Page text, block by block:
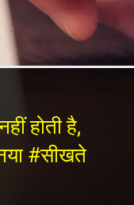
होती है,
#सीखते